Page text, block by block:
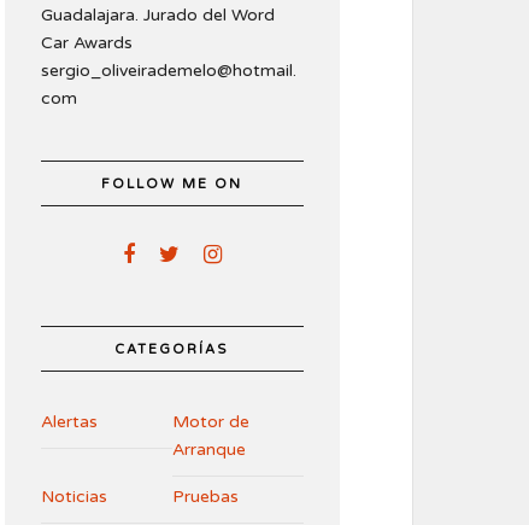
Guadalajara. Jurado del Word
Car Awards
sergio_oliveirademelo@hotmail.
com
FOLLOW ME ON
CATEGORÍAS
Alertas
Motor de
Arranque
Noticias Pruebas